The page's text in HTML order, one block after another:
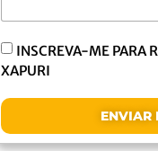
INSCREVA-ME PARA
XAPURI
ENVIAR